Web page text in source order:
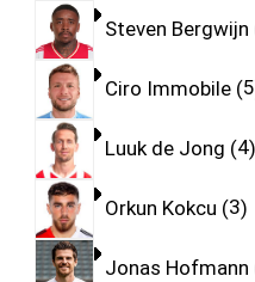
Steven Bergwijn
Ciro Immobile 5
Luuk de Jong 4
Orkun Kokcu 3
Jonas Hofmann